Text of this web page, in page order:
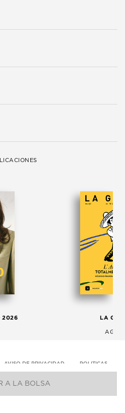
A LA BOLSA
2026 LA
AVISO DE PRIVACIDAD POLITICAS